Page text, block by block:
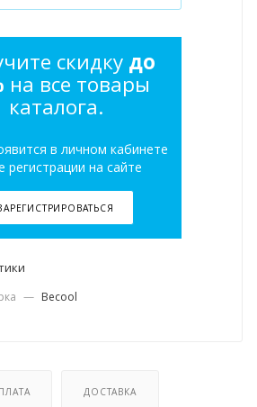
скидку до
на все товары
каталога.
в личном кабинете
регистрации на сайте
— Becool
ДОСТАВКА